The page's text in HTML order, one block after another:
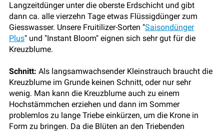
Langzeitdünger unter die oberste Erdschicht und gibt
dann ca. alle vierzehn Tage etwas Flüssigdünger zum
Giesswasser. Unsere Fruitilizer-Sorten "Saisondünger
Plus" und "Instant Bloom" eignen sich sehr gut für die
Kreuzblume.
Schnitt: Als langsamwachsender Kleinstrauch braucht die
Kreuzblume im Grunde keinen Schnitt, oder nur sehr
wenig. Man kann die Kreuzblume auch zu einem
Hochstämmchen erziehen und dann im Sommer
problemlos zu lange Triebe einkürzen, um die Krone in
Form zu bringen. Da die Blüten an den Triebenden